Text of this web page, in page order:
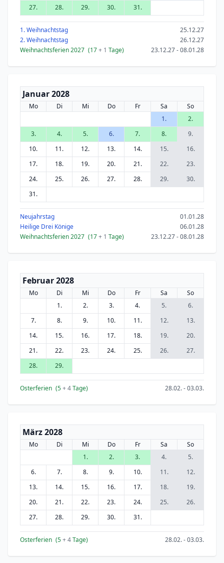
27.
28. 29. 30. 31.
1. Weihnachtstag
25.12.27
2. Weihnachtstag
26.12.27
Weihnachtsferien 2027 (17+ 1 Tage) 23.12.27 - 08.01.28
Januar 2028
Mo Di Mi Do Fr Sa
So
1.
2.
3.
4. 5. 6. 7. 8.
9.
10.
11. 12. 13. 14. 15.
16.
17.
18. 19. 20. 21. 22.
23.
24.
25. 26. 27. 28. 29.
30.
31.
Neujahrstag
01.01.28
Heilige Drei Könige
06.01.28
Weihnachtsferien 2027 (17+ 1 Tage) 23.12.27 - 08.01.28
Februar 2028
Mo Di Mi Do Fr Sa
So
1.
2. 3. 4. 5.
6.
7.
8. 9. 10. 11. 12.
13.
14.
15. 16. 17. 18. 19.
20.
21.
22. 23. 24. 25. 26.
27.
28.
29.
Osterferien (5+ 4Tage) 28.02. - 03.03.
März 2028
Mo Di Mi Do Fr Sa
So
1.
2. 3. 4.
5.
6.
7. 8. 9. 10. 11.
12.
13.
14. 15. 16. 17. 18.
19.
20.
21. 22. 23. 24. 25.
26.
27.
28. 29. 30. 31.
Osterferien (5+ 4Tage) 28.02. - 03.03.